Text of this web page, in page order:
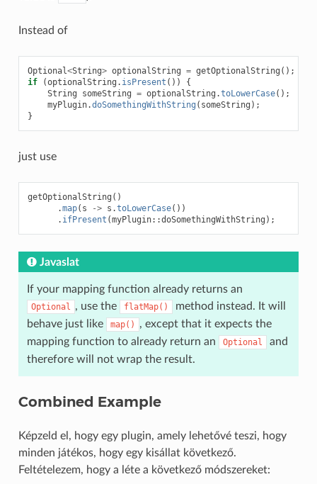
Instead of
Optional<String> optionalString = getOptionalString ();
if
(optionalString . isPresent ())
{
String
someString = optionalString .toLowerCase();
myPlugin.doSomethingWithString ( someString );
}
just use
getOptionalString ()
.map( s -> s .toLowerCase())
. ifPresent (myPlugin::doSomethingWithString );
Javaslat
If your mapping function already returns an
Optional , use the flatMap()
method instead. It will
behave just like
map()
, except that it expects the
mapping function to already return an
Optional
and
therefore will not wrap the result.
Combined Example
Képzeld el, hogy egy plugin, amely lehetővé teszi, hogy
minden játékos, hogy egy kisállat következő.
Feltételezem, hogy a léte a következő módszereket: